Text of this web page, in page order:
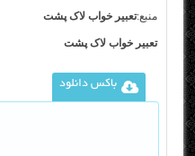
منبع:تعبیر خواب لاک پشت
تعبیر خواب لاک پشت
باکس دانلود